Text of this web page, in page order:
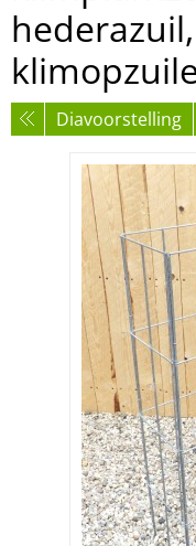
Diavoorstelling